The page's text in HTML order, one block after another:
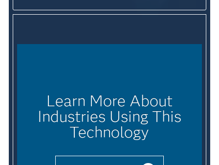
Learn More About
Industries Using This
Technology